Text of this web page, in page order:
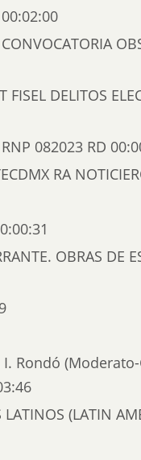
DELITOS
082023 RD
RA
OBRAS DE
I. Rondó
(LATIN